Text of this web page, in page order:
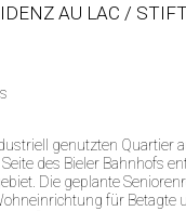
AU LAC /
genutzten Quartier
des Bieler Bahnhofs
Die geplante
für Betagte